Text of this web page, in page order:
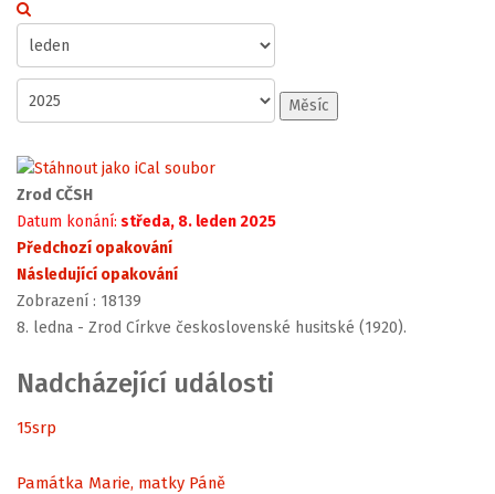
Měsíc
Zrod CČSH
Datum konání: středa, 8. leden 2025
Předchozí opakování
Následující opakování
Zobrazení : 18139
8. ledna - Zrod Církve československé husitské (1920).
Nadcházející události
15srp
Památka Marie, matky Páně